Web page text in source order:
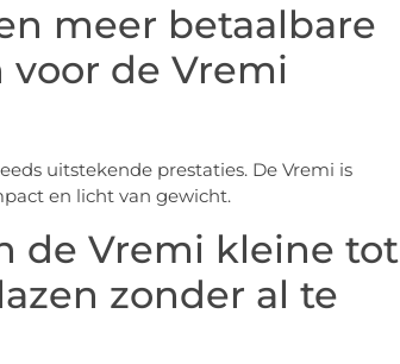
meer betaalbare
de Vremi
uitstekende prestaties. De Vremi is
en licht van gewicht.
de Vremi kleine tot
zonder al te